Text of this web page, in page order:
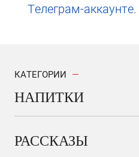
Те­ле­грам-ак­каунте.
КАТЕГОРИИ
НАПИТКИ
РАССКАЗЫ